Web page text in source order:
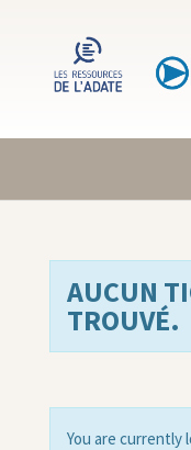
AUCUN
TROUVÉ.
You are currently